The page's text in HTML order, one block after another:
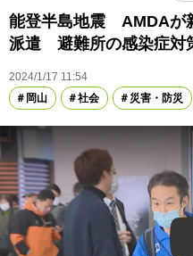
能登半島地震 AMDAが
派遣 避難所の感染症
2024/1/17 11:54
岡山
社会 災害・防災